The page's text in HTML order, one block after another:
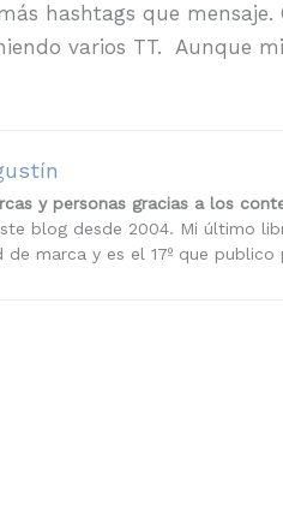
hashtags que mensaje.
varios TT. Aunque
y personas gracias a los
blog desde 2004. Mi último
de marca y es el 17º que